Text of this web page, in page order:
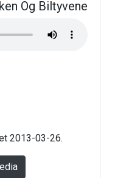
Og Biltyvene
2013-03-26.